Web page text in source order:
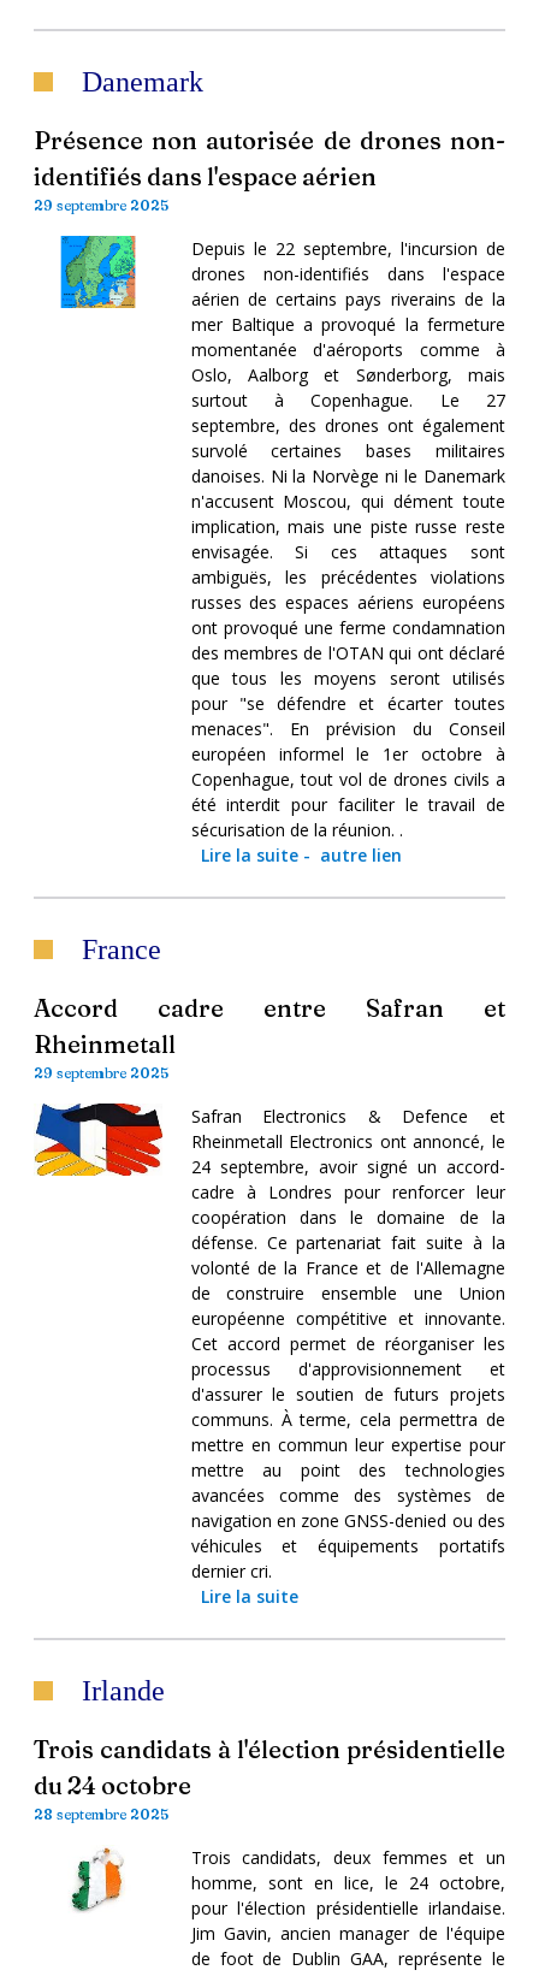
Danemark
Présence non autorisée de drones non-
identifiés dans l'espace aérien
29 septembre 2025
Depuis le 22 septembre, l'incursion de
drones non-identifiés dans l'espace
aérien de certains pays riverains de la
mer Baltique a provoqué la fermeture
momentanée d'aéroports comme à
Oslo, Aalborg et Sønderborg, mais
surtout à Copenhague. Le 27
septembre, des drones ont également
survolé certaines bases militaires
danoises. Ni la Norvège ni le Danemark
n'accusent Moscou, qui dément toute
implication, mais une piste russe reste
envisagée. Si ces attaques sont
ambiguës, les précédentes violations
russes des espaces aériens européens
ont provoqué une ferme condamnation
des membres de l'OTAN qui ont déclaré
que tous les moyens seront utilisés
pour "se défendre et écarter toutes
menaces". En prévision du Conseil
européen informel le 1er octobre à
Copenhague, tout vol de drones civils a
été interdit pour faciliter le travail de
sécurisation de la réunion. .
Lire la suite- autre lien
France
Accord cadre entre Safran et
Rheinmetall
29 septembre 2025
Safran Electronics & Defence et
Rheinmetall Electronics ont annoncé, le
24 septembre, avoir signé un accord-
cadre à Londres pour renforcer leur
coopération dans le domaine de la
défense. Ce partenariat fait suite à la
volonté de la France et de l'Allemagne
de construire ensemble une Union
européenne compétitive et innovante.
Cet accord permet de réorganiser les
processus d'approvisionnement et
d'assurer le soutien de futurs projets
communs. À terme, cela permettra de
mettre en commun leur expertise pour
mettre au point des technologies
avancées comme des systèmes de
navigation en zone GNSS-denied ou des
véhicules et équipements portatifs
dernier cri.
Lire la suite
Irlande
Trois candidats à l'élection présidentielle
du 24 octobre
28 septembre 2025
Trois candidats, deux femmes et un
homme, sont en lice, le 24 octobre,
pour l'élection présidentielle irlandaise.
Jim Gavin, ancien manager de l'équipe
de foot de Dublin GAA, représente le